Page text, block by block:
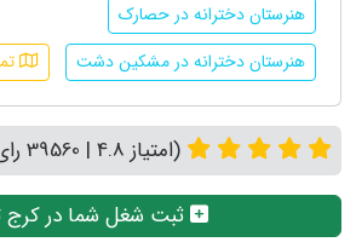
هنرستان دخترانه در حصارک
هنرستان دخترانه در مشکین دشت
(امتیاز 4.8 | 39560 رای)
ثبت شغل شما در کرج